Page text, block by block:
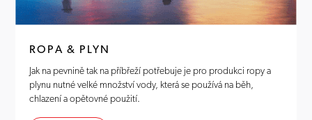
ROPA & PLYN
Jak na pevnině tak na příbřeží potřebuje je pro produkci ropy a
plynu nutné velké množství vody, která se používá na běh,
chlazení a opětovné použití.